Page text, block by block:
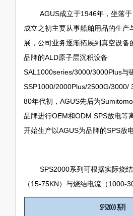
AGUS成立于1946年，坐落于
成立之初主要从事船舶用品的生产
展，公司业务逐渐拓展到真空设备
品牌的ALD原子层沉积设备
SAL1000series/3000/3000Plus与
SSP1000/2000Plus/2500G/3000/
80年代初，AGUS先后为
品牌进行OEM和ODM SPS放电等
开始生产以AGUS为品牌的SPS放
SPS2000系列可根据实际烧
（15-75KN）与烧结电流（1000-